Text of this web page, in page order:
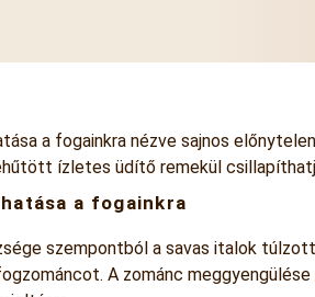
a fogainkra nézve sajnos
ízletes üdítő remekül
a fogainkra
szempontból a savas italok
A zománc